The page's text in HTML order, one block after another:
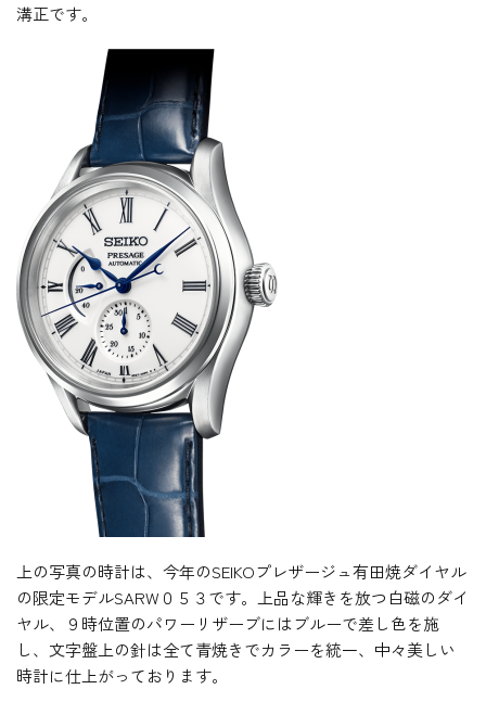
溝正です。
上の写真の時計は、今年のSEIKOプレザージュ有田焼ダイヤル
の限定モデルSARW０５３です。上品な輝きを放つ白磁のダイ
ヤル、９時位置のパワーリザーブにはブルーで差し色を施
し、文字盤上の針は全て青焼きでカラーを統一、中々美しい
時計に仕上がっております。